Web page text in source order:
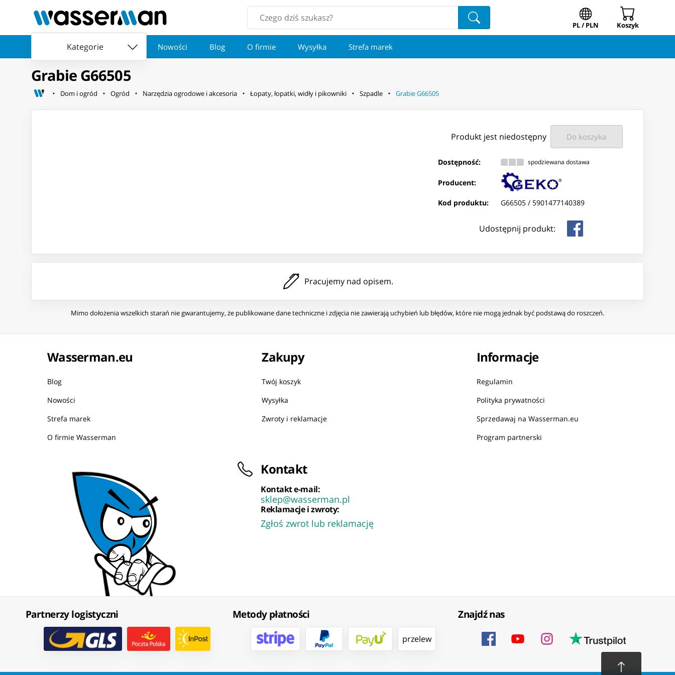
PL / PLN Koszyk
Kategorie Nowości Blog O firmie Wysyłka Strefa marek
Grabie G66505
Dom i ogród Ogród Narzędzia ogrodowe i akcesoria Łopaty, łopatki, widły i pikowniki Szpadle Grabie G66505
Produkt jest niedostępny Do koszyka
Dostępność: spodziewana dostawa
Producent:
Kod produktu: G66505 / 5901477140389
Udostępnij produkt:
Pracujemy nad opisem.
Mimo dołożenia wszelkich starań nie gwarantujemy, że publikowane dane techniczne i zdjęcia nie zawierają uchybień lub błędów, które nie mogą jednak być podstawą do roszczeń.
Wasserman.eu
Blog
Nowości
Strefa marek
O firmie Wasserman
Zakupy
Twój koszyk
Wysyłka
Zwroty i reklamacje
Informacje
Regulamin
Polityka prywatności
Sprzedawaj na Wasserman.eu
Program partnerski
Kontakt
Kontakt e-mail:
sklep@wasserman.pl
Reklamacje i zwroty:
Zgłoś zwrot lub reklamację
Partnerzy logistyczni Metody płatności
przelew
Znajdź nas